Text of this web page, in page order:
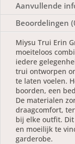
Aanvullende
Beoordelingen
Miysu Trui Erin
moeiteloos
iedere
trui ontworpen
te laten voelen.
boorden, een
De materialen
draagcomfort,
bij elke outfit.
en moeilijk te
garderobe.